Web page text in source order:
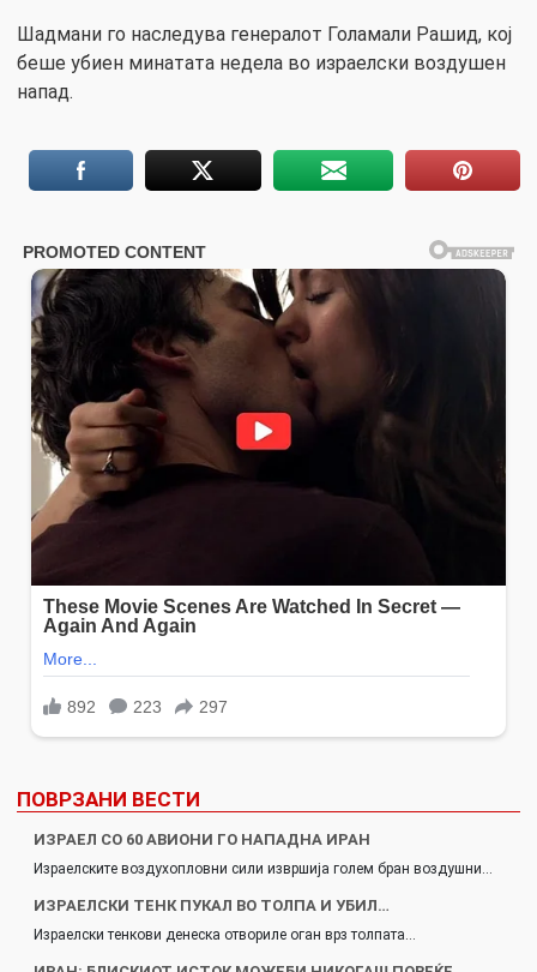
Шадмани го наследува генералот Голамали Рашид, кој
беше убиен минатата недела во израелски воздушен
напад.
ПОВРЗАНИ ВЕСТИ
ИЗРАЕЛ СО 60 АВИОНИ ГО НАПАДНА ИРАН
Израелските воздухопловни сили извршија голем бран воздушни…
ИЗРАЕЛСКИ ТЕНК ПУКАЛ ВО ТОЛПА И УБИЛ…
Израелски тенкови денеска отвориле оган врз толпата…